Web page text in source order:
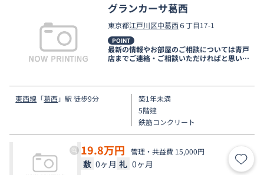
グランカーサ葛西
東京都江戸川区中葛西６丁目17-1
POINT
最新の情報やお部屋のご相談については青戸
店までご連絡・ご相談いただければと思いま
東西線 「葛西」駅 徒歩9分
築1年未満
5階建
鉄筋コンクリート
19.8万円 管理・共益費 15,000円
敷 0ヶ月 礼 0ヶ月 お気